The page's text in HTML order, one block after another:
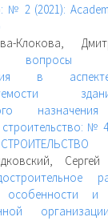
№ 2 (2021):
Клокова,
вопросы
в
№ 4
СТРОИТЕЛЬСТВО
особенности и